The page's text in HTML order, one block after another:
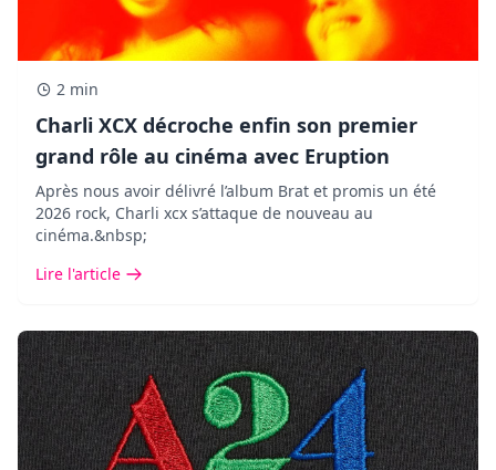
2 min
Charli XCX décroche enfin son premier
grand rôle au cinéma avec Eruption
Après nous avoir délivré l’album Brat et promis un été
2026 rock, Charli xcx s’attaque de nouveau au
cinéma.&nbsp;
Lire l'article